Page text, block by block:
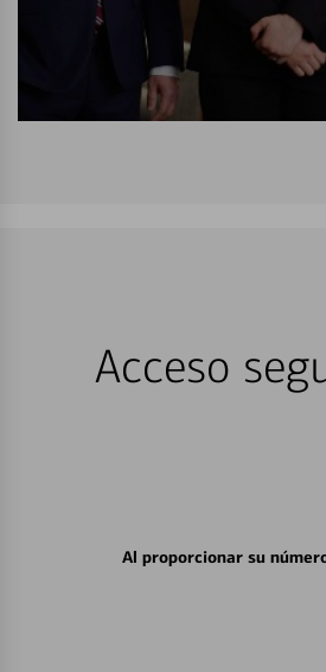
Acceso
Al proporcionar su